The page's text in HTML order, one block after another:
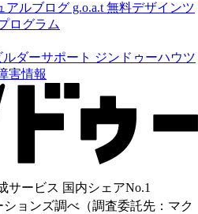
アルブログ g.o.a.t無料デザインツ
ログラム
ダーサポート ジンドゥーハウツ
害情報
サービス 国内シェアNo.1
ョンズ調べ（調査委託先：マク